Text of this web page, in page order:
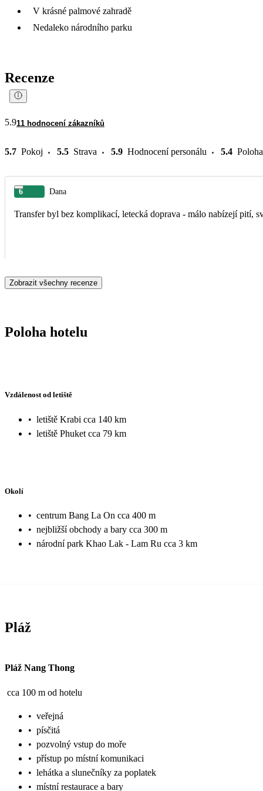
V krásné palmové zahradě
Nedaleko národního parku
Recenze
5.911 hodnocení zákazníků
5.7 Pokoj 5.5 Strava 5.9 Hodnocení personálu 5.4 Poloha
6 Dana
Transfer byl bez komplikací, letecká doprava - málo nabízejí pití,
Zobrazit všechny recenze
Poloha hotelu
Vzdálenost od letiště
• letiště Krabi cca 140 km
• letiště Phuket cca 79 km
Okolí
• centrum Bang La On cca 400 m
• nejbližší obchody a bary cca 300 m
• národní park Khao Lak - Lam Ru cca 3 km
Pláž
Pláž Nang Thong
cca 100 m od hotelu
• veřejná
• písčitá
• pozvolný vstup do moře
• přístup po místní komunikaci
• lehátka a slunečníky za poplatek
• místní restaurace a bary